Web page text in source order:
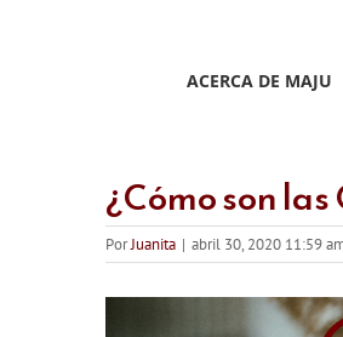
ACERCA DE MAJU
¿Cómo son
PorJuanita | abril 30, 2020 11:59